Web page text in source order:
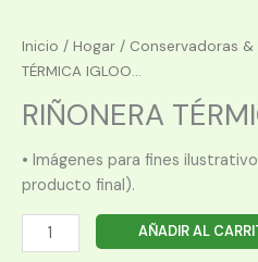
Inicio / Hogar / Conservadoras &
TÉRMICA IGLOO...
RIÑONERA
• Imágenes para fines
producto final).
RIÑONERA
TÉRMICA
AÑADIR AL